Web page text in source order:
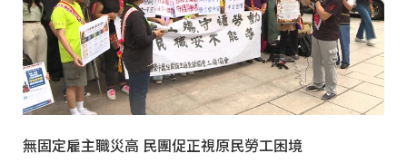
無固定雇主職災高 民團促正視原民勞工困境